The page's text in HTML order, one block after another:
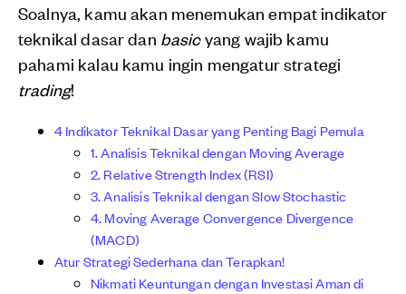
Soalnya, kamu akan menemukan empat indikator
teknikal dasar dan basicyang wajib kamu
pahami kalau kamu ingin mengatur strategi
trading!
4 Indikator Teknikal Dasar yang Penting Bagi Pemula
1. Analisis Teknikal dengan Moving Average
2. Relative Strength Index (RSI)
3. Analisis Teknikal dengan Slow Stochastic
4. Moving Average Convergence Divergence
(MACD)
Atur Strategi Sederhana dan Terapkan!
Nikmati Keuntungan dengan Investasi Aman di